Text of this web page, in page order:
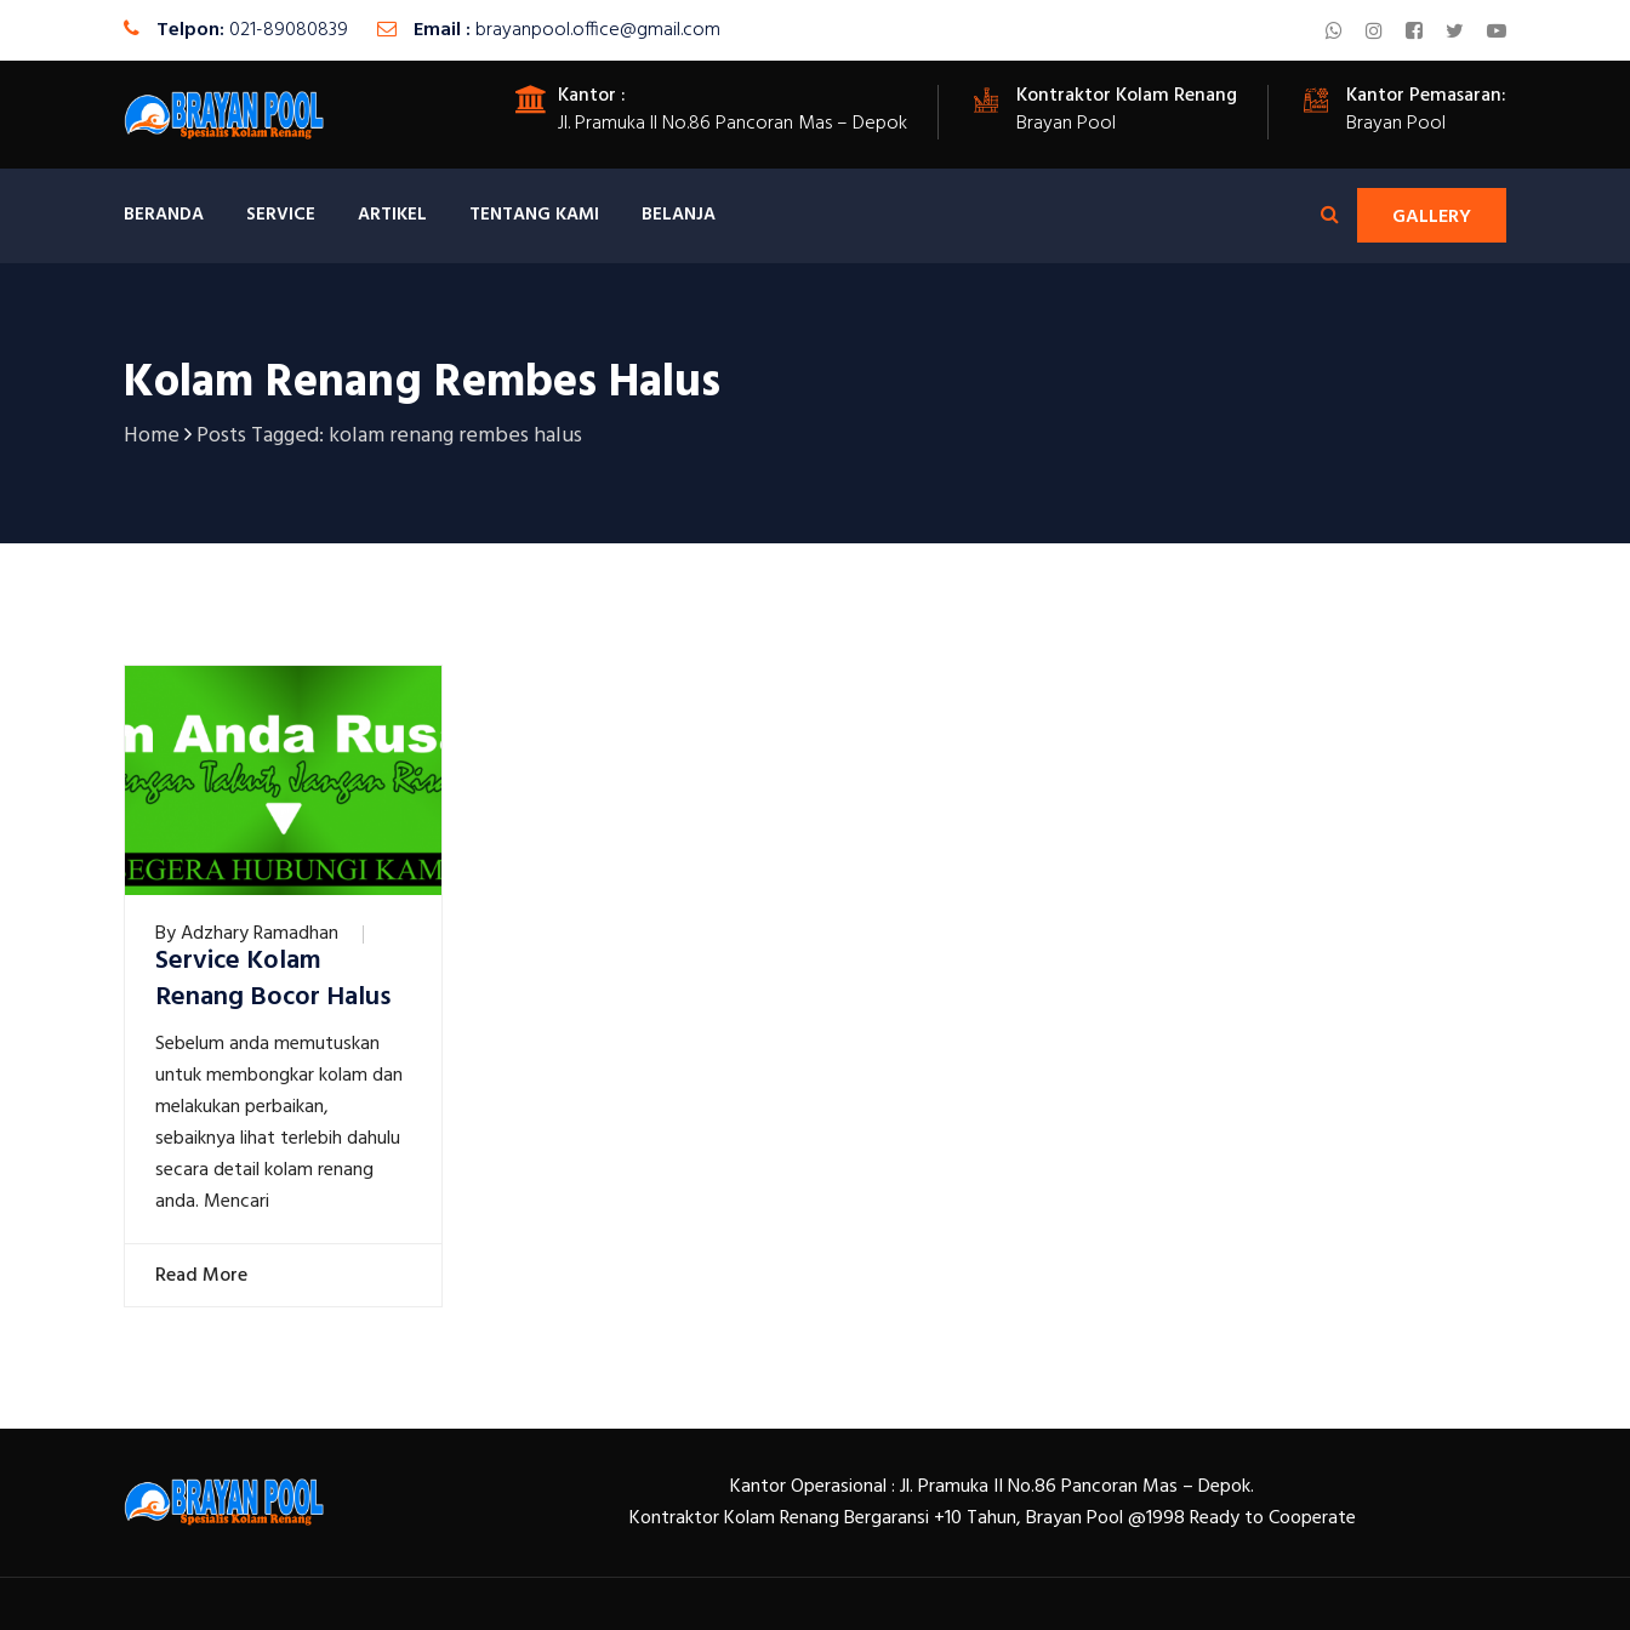
Telpon: 021-89080839 Email :brayanpool.office@gmail.com
Kantor :
Jl. Pramuka II No.86 Pancoran Mas – Depok
Kontraktor Kolam Renang
Brayan Pool
Kantor Pemasaran:
Brayan Pool
BERANDA SERVICE ARTIKEL TENTANG KAMI BELANJA GALLERY
Kolam Renang Rembes Halus
Home Posts Tagged: kolam renang rembes halus
ByAdzhary Ramadhan
Service Kolam
Renang Bocor Halus
Sebelum anda memutuskan
untuk membongkar kolam dan
melakukan perbaikan,
sebaiknya lihat terlebih dahulu
secara detail kolam renang
anda. Mencari
Read More
Kantor Operasional : Jl. Pramuka II No.86 Pancoran Mas – Depok.
Kontraktor Kolam Renang Bergaransi +10 Tahun, Brayan Pool @1998 Ready to Cooperate